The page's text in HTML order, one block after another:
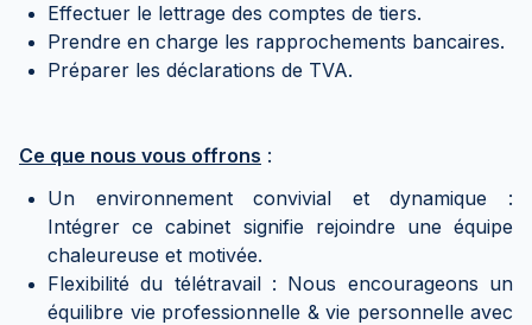
Effectuer le lettrage des comptes de tiers.
Prendre en charge les rapprochements bancaires.
Préparer les déclarations de TVA.
Ce que nous vous offrons :
Un environnement convivial et dynamique :
Intégrer ce cabinet signifie rejoindre une équipe
chaleureuse et motivée.
Flexibilité du télétravail : Nous encourageons un
équilibre vie professionnelle & vie personnelle avec